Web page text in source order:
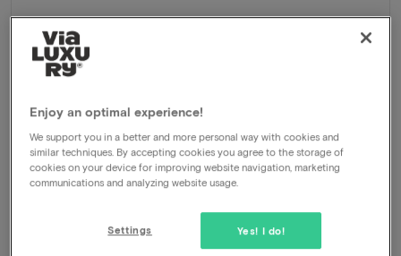
Ontdek onze mooiste hotels
Boek nu
Enjoy an optimal experience!
We support you in a better and more personal way with cookies and
similar techniques. By accepting cookies you agree to the storage of
cookies on your device for improving website navigation, marketing
communications and analyzing website usage.
Yes! I do!
Settings